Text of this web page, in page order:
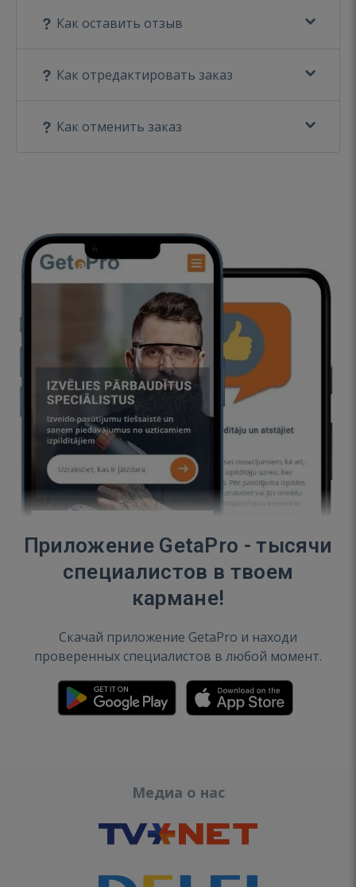
Как оставить отзыв
Как отредактировать заказ
Как отменить заказ
Приложение GetaPro - тысячи
специалистов в твоем
кармане!
Скачай приложение GetaPro и находи
проверенных специалистов в любой момент.
Медиа о нас